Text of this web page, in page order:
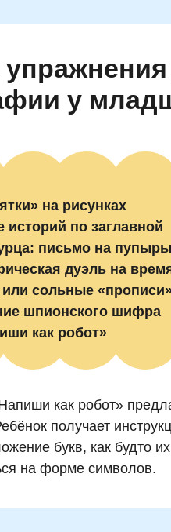
на рисунках
историй по заглавной
письмо на
дуэль на
сольные
шпионского шифра
как робот»
у
как робот»
получает
букв, как будто
на форме символов.